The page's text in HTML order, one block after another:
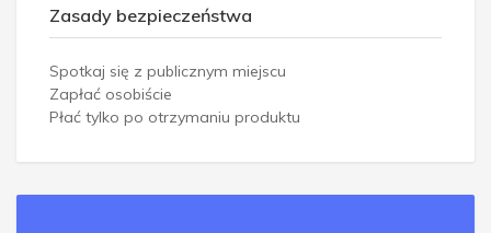
Zasady bezpieczeństwa
Spotkaj się z publicznym miejscu
Zapłać osobiście
Płać tylko po otrzymaniu produktu